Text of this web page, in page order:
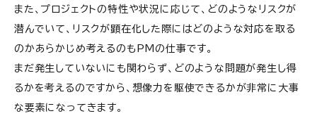
また、プロジェクトの特性や状況に応じて、どのようなリスクが
潜んでいて、リスクが顕在化した際にはどのような対応を取る
のかあらかじめ考えるのもPMの仕事です。
まだ発生していないにも関わらず、どのような問題が発生し得
るかを考えるのですから、想像力を駆使できるかが非常に大事
な要素になってきます。